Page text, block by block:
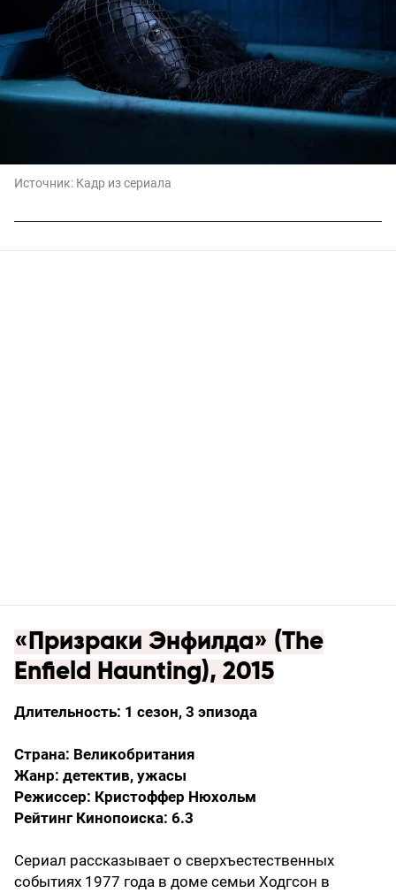
Источник: Кадр из сериала
«Призраки Энфилда» (The
Enfield Haunting), 2015
Длительность: 1 сезон, 3 эпизода
Страна: Великобритания
Жанр: детектив, ужасы
Режиссер: Кристоффер Нюхольм
Рейтинг Кинопоиска: 6.3
Сериал рассказывает о сверхъестественных
событиях 1977 года в доме семьи Ходгсон в